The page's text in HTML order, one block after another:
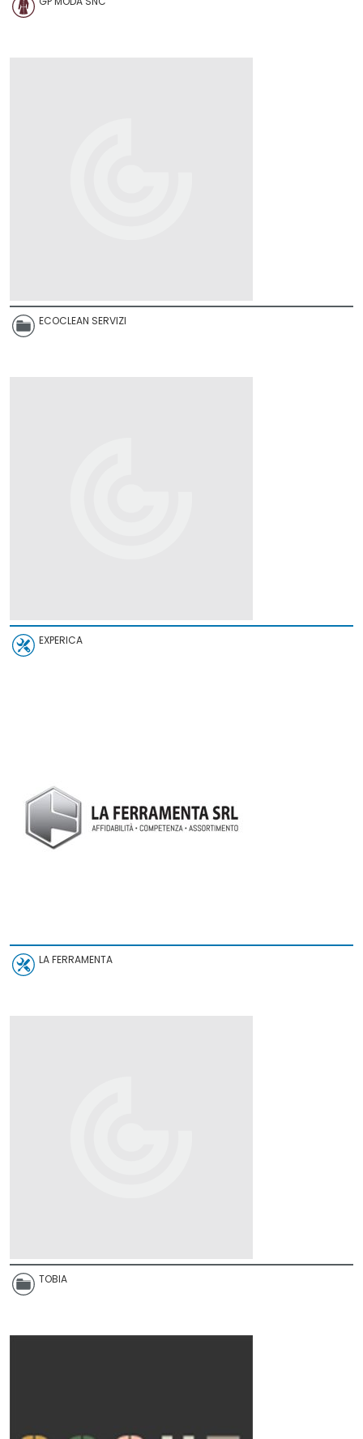
ECOCLEAN SERVIZI
EXPERICA
LA FERRAMENTA
TOBIA